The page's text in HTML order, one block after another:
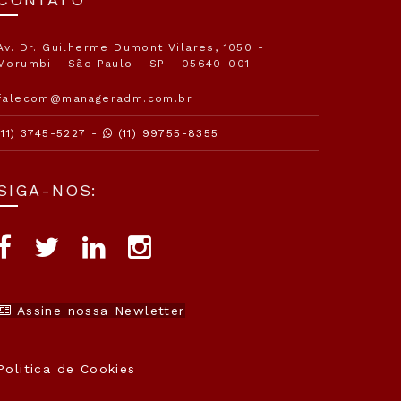
Dr. Guilherme Dumont Vilares, 1050 -
- São Paulo - SP - 05640-001
3745-5227 - (11) 99755-8355
NOS:
Assine nossa Newletter
de Cookies